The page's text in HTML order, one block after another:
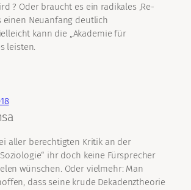
? Oder braucht es ein radikales ‚Re-
einen Neuanfang deutlich
kann die „Akademie für
leisten.
aller berechtigten Kritik an der
ihr doch keine Fürsprecher
wünschen. Oder vielmehr: Man
dass seine krude Dekadenztheorie